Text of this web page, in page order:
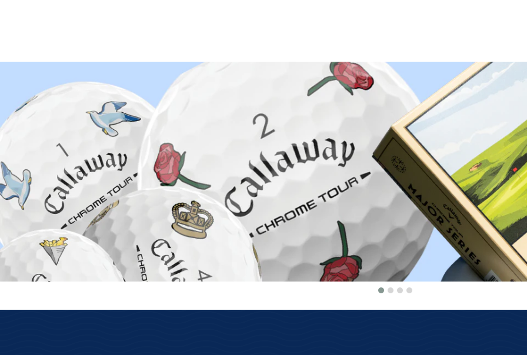
Warum bei Golfbrothers.de kaufen?
auf Lager ist wirklich auf Lager
Wir haben unsere eigenen Lager mit
Herkunftsgarantie
Wir bieten nur Originalware aus
100 Tage
Einfach &